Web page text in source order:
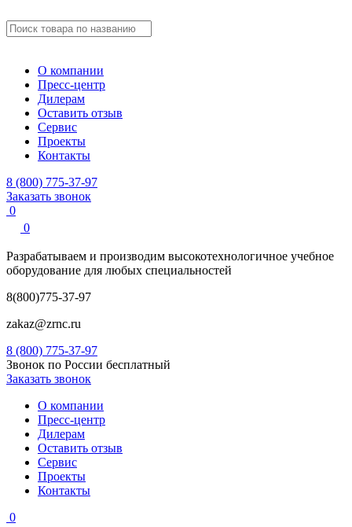
О компании
Пресс-центр
Дилерам
Оставить отзыв
Сервис
Проекты
Контакты
8 (800) 775-37-97
Заказать звонок
0
0
Разрабатываем и производим высокотехнологичное учебное
оборудование для любых специальностей
8(800)775-37-97
zakaz@zrnc.ru
8 (800) 775-37-97
Звонок по России бесплатный
Заказать звонок
О компании
Пресс-центр
Дилерам
Оставить отзыв
Сервис
Проекты
Контакты
0